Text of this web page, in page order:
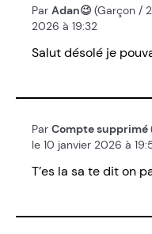
Par Adan😉 (Garçon /
2026 à 19:32
Salut désolé je
Par Compte supprimé
le 10 janvier 2026 à
T’es la sa te dit on